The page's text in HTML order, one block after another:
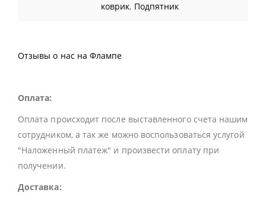
коврик, Подпятник
Отзывы о нас на Флампе
Оплата:
Оплата происходит после выставленного счета нашим
сотрудником, а так же можно воспользоваться услугой
"Наложенный платеж" и произвести оплату при
получении.
Доставка: